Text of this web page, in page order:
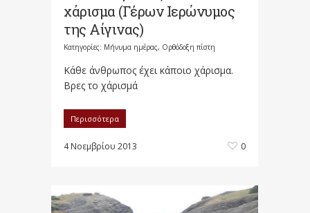
χάρισμα (Γέρων Ιερώνυμος
της Αίγινας)
Κατηγορίες: Μήνυμα ημέρας, Ορθόδοξη πίστη
Κάθε άνθρωπος έχει κάποιο χάρισμα.
Βρες το χάρισμά
Περισσότερα
4 Νοεμβρίου 2013 0